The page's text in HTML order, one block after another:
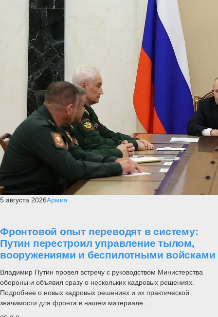
5 августа 2026Армия
Фронтовой опыт переводят в систему:
Путин перестроил управление тылом,
вооружениями и беспилотными войсками
Владимир Путин провел встречу с руководством Министерства
обороны и объявил сразу о нескольких кадровых решениях.
Подробнее о новых кадровых решениях и их практической
значимости для фронта в нашем материале....